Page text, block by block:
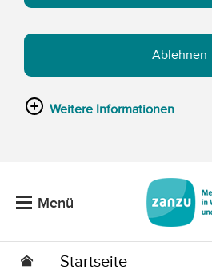
Ablehnen
Weitere Informationen
Menü
Startseite